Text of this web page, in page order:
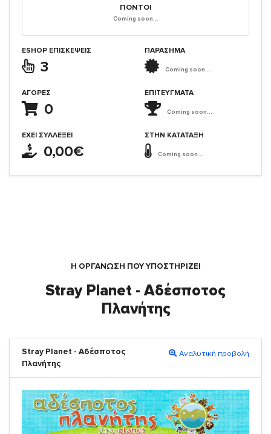
ΠΌΝΤΟΙ
Coming soon...
ESHOP ΕΠΙΣΚΈΨΕΙΣ
3
ΑΓΟΡΈΣ
0
ΈΧΕΙ ΣΥΛΛΈΞΕΙ
0,00€
ΠΑΡΑΣΗΜΑ
Coming soon...
ΕΠΙΤΕΎΓΜΑΤΑ
Coming soon...
ΣΤΗΝ ΚΑΤΆΤΑΞΗ
Coming soon...
Η ΟΡΓΆΝΩΣΗ ΠΟΥ ΥΠΟΣΤΗΡΙΖΕΙ
Stray Planet - Αδέσποτος
Πλανήτης
Stray Planet - Αδέσποτος
Πλανήτης
Αναλυτική προβολή